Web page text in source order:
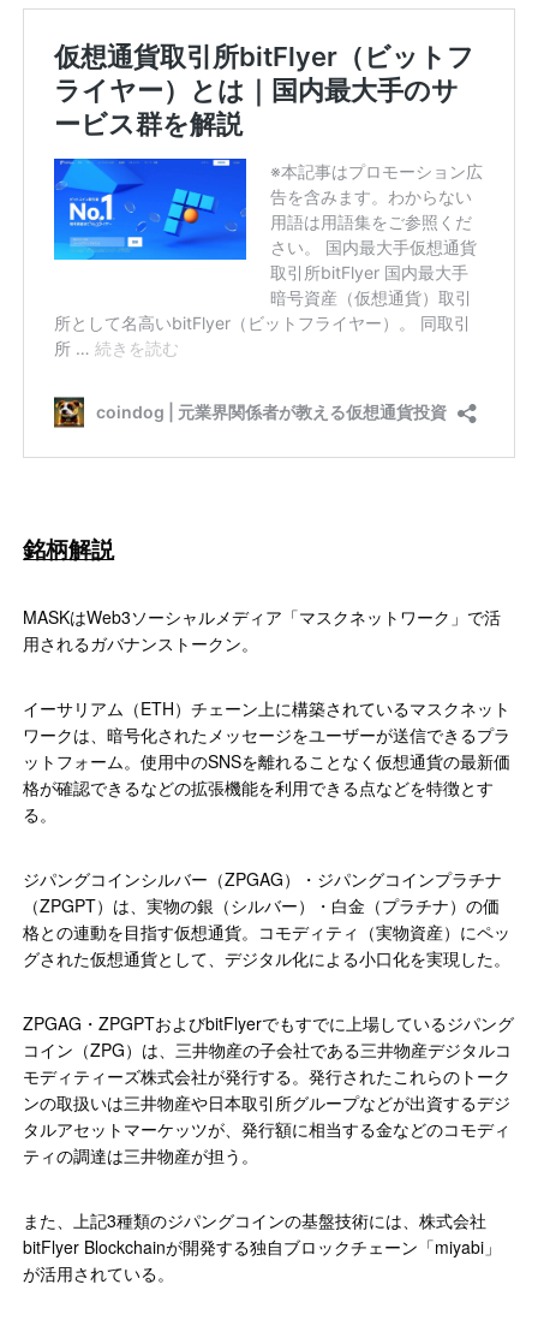
銘柄解説
MASKはWeb3ソーシャルメディア「マスクネットワーク」で活
用されるガバナンストークン。
イーサリアム（ETH）チェーン上に構築されているマスクネット
ワークは、暗号化されたメッセージをユーザーが送信できるプラ
ットフォーム。使用中のSNSを離れることなく仮想通貨の最新価
格が確認できるなどの拡張機能を利用できる点などを特徴とす
る。
ジパングコインシルバー（ZPGAG）・ジパングコインプラチナ
（ZPGPT）は、実物の銀（シルバー）・白金（プラチナ）の価
格との連動を目指す仮想通貨。コモディティ（実物資産）にペッ
グされた仮想通貨として、デジタル化による小口化を実現した。
ZPGAG・ZPGPTおよびbitFlyerでもすでに上場しているジパング
コイン（ZPG）は、三井物産の子会社である三井物産デジタルコ
モディティーズ株式会社が発行する。発行されたこれらのトーク
ンの取扱いは三井物産や日本取引所グループなどが出資するデジ
タルアセットマーケッツが、発行額に相当する金などのコモディ
ティの調達は三井物産が担う。
また、上記3種類のジパングコインの基盤技術には、株式会社
bitFlyer Blockchainが開発する独自ブロックチェーン「miyabi」
が活用されている。